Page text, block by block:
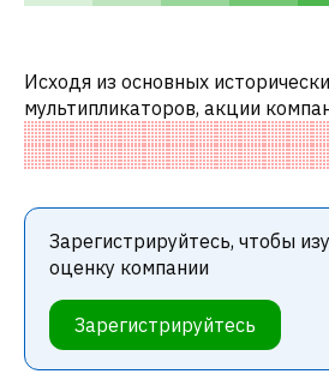
Исходя из основных
мультипликаторов, акции
недооценены по сравнению с
компаниями. В частности, акция
Зарегистрируйтесь, чтобы
оценку компании
Зарегистрируйтесь